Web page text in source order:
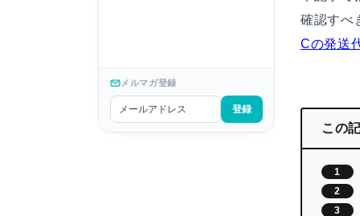
確認すべ
Cの発送
この
メルマガ登録
登録